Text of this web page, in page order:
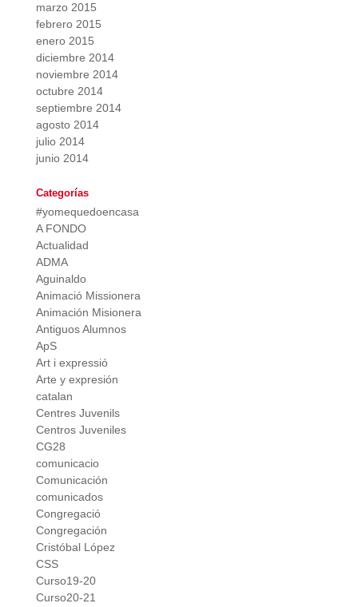
marzo 2015
febrero 2015
enero 2015
diciembre 2014
noviembre 2014
octubre 2014
septiembre 2014
agosto 2014
julio 2014
junio 2014
Categorías
#yomequedoencasa
A FONDO
Actualidad
ADMA
Aguinaldo
Animació Missionera
Animación Misionera
Antiguos Alumnos
ApS
Art i expressió
Arte y expresión
catalan
Centres Juvenils
Centros Juveniles
CG28
comunicacio
Comunicación
comunicados
Congregació
Congregación
Cristóbal López
CSS
Curso19-20
Curso20-21